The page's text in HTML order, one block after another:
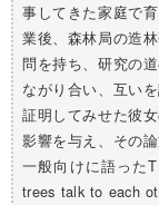
事してきた家庭で
業後、森林局の造
問を持ち、研究の
ながり合い、互い
証明してみせた彼
影響を与え、その
一般向けに語った
trees talk to each